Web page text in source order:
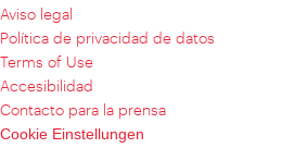
Aviso legal
Política de privacidad de datos
Terms of Use
Accesibilidad
Contacto para la prensa
Cookie Einstellungen